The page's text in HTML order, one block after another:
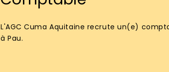
L'AGC Cuma Aquitaine recrute un(e)
à Pau.